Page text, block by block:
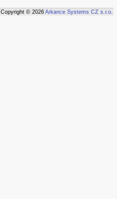
Copyright © 2026 Arkance Systems CZ s.r.o.